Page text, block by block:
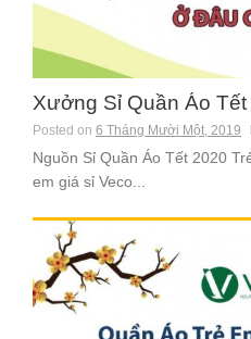
Xưởng Sỉ Quần Áo Tết
Posted on 6 Tháng Mười Một, 2019
Nguồn Sỉ Quần Áo Tết 2020
em giá sỉ Veco...